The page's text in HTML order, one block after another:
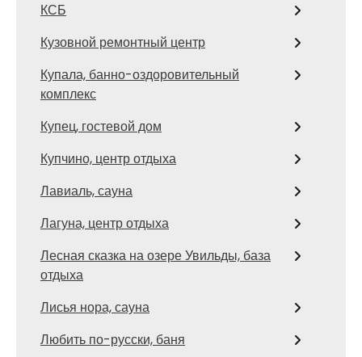
КСБ
Кузовной ремонтный центр
Купала, банно-оздоровительный
комплекс
Купец, гостевой дом
Купчино, центр отдыха
Лавиаль, сауна
Лагуна, центр отдыха
Лесная сказка на озере Увильды, база
отдыха
Лисья нора, сауна
Любить по-русски, баня